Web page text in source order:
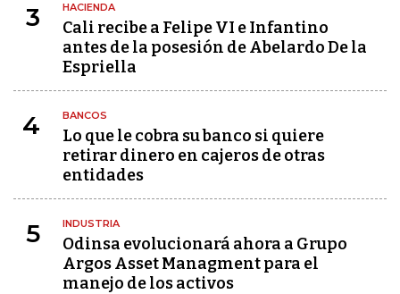
3 HACIENDA
Cali recibe a Felipe VI e Infantino
antes de la posesión de Abelardo De la
Espriella
4 BANCOS
Lo que le cobra su banco si quiere
retirar dinero en cajeros de otras
entidades
5 INDUSTRIA
Odinsa evolucionará ahora a Grupo
Argos Asset Managment para el
manejo de los activos